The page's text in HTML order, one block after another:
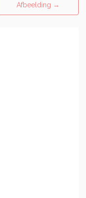
Afbeelding →